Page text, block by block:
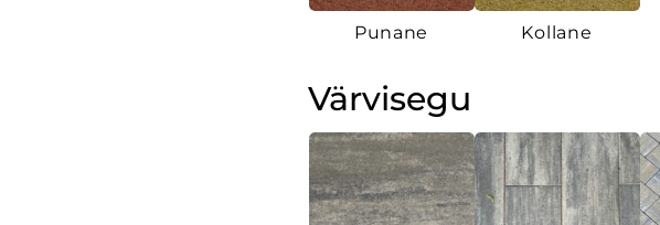
Punane Kollane
Värvisegu